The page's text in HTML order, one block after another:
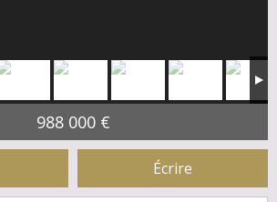
988 000 €
Écrire